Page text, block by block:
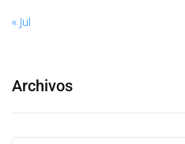
« Jul
Archivos